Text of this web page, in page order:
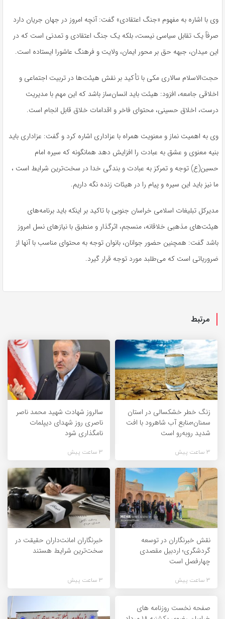
وی با اشاره به مفهوم «جنگ اعتقادی» گفت: آنچه امروز در جهان جریان دارد
صرفاً یک تقابل سیاسی نیست، بلکه یک جنگ اعتقادی و تمدنی است که در
این میدان، جبهه حق بر محور ایمان، ولایت و فرهنگ عاشورا ایستاده است.
حجت‌الاسلام سالاری مکی با تأکید بر نقش هیئت‌ها در تربیت اجتماعی و
اخلاقی جامعه، افزود: هیئت باید انسان‌ساز باشد که این مهم با مدیریت
درست، اخلاق حسینی، محتوای فاخر و اقدامات خلاق قابل انجام است.
وی به اهمیت نماز و معنویت همراه با عزاداری اشاره کرد و گفت: عزاداری باید
بنیه معنوی و عشق به عبادت را افزایش دهد همانگونه که سیره امام
حسین(ع) توجه و تمرکز به عبادت و بندگی خدا در سخت‌ترین شرایط است ،
ما نیز باید این سیره و پیام را در هیئات زنده نگه داریم.
مدیرکل تبلیغات اسلامی خراسان جنوبی با تاکید بر اینکه باید برنامه‌های
هیئت‌های مذهبی خلاقانه، منسجم‌، اثرگذار و منطبق با نیازهای نسل امروز
باشد گفت: همچنین حضور جوانان، بانوان توجه به محتوای مناسب با آنها از
ضروریاتی است که می‌طلبد مورد توجه قرار گیرد.
مرتبط
زنگ خطر خشکسالی در استان
سمنان؛منابع آب شاهرود با افت
شدید روبه‌رو است
3 ساعت پیش
سالروز شهادت شهید محمد ناصر
ناصری روز شهدای دیپلمات
نامگذاری شود
3 ساعت پیش
نقش خبرنگاران در توسعه
گردشگری؛ اردبیل مقصدی
چهارفصل است
3 ساعت پیش
خبرنگاران امانت‌داران حقیقت در
سخت‌ترین شرایط هستند
3 ساعت پیش
صفحه نخست روزنامه های